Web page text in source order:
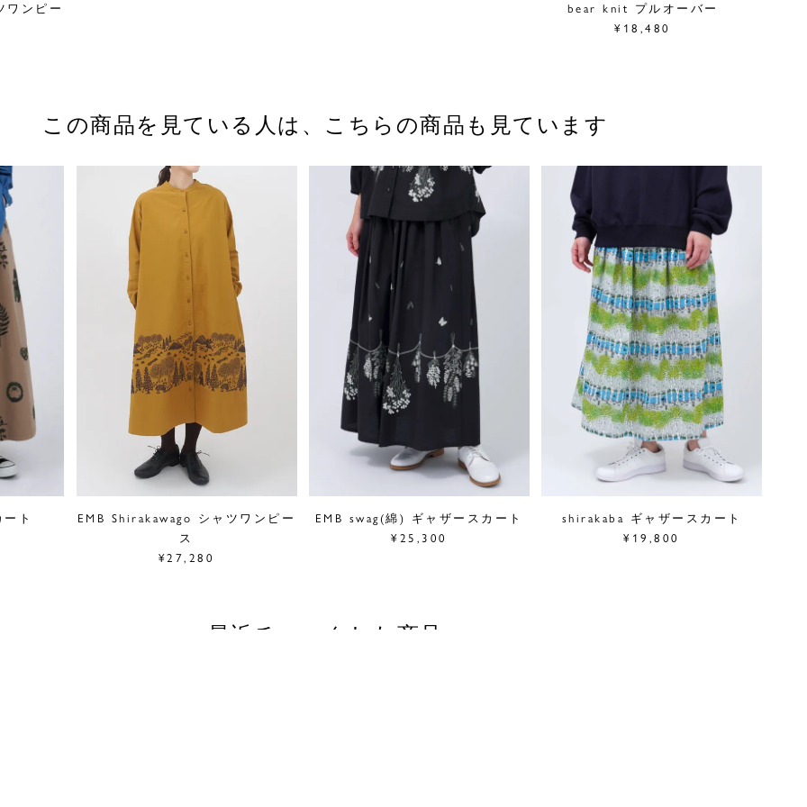
ワンピー
bear knit プルオーバー
¥18,480
この商品を見ている人は、 こちらの商品も見ています
ト
EMB Shirakawago シャツワンピー
ス
¥27,280
EMB swag(綿) ギャザースカート
¥25,300
shirakaba ギャザースカート
¥19,800
最近チェックした商品